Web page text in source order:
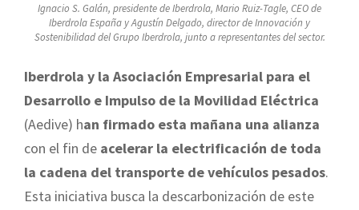
Ignacio S. Galán, presidente de Iberdrola, Mario Ruiz-Tagle, CEO de
Iberdrola España y Agustín Delgado, director de Innovación y
Sostenibilidad del Grupo Iberdrola, junto a representantes del sector.
Iberdrola y la Asociación Empresarial para el
Desarrollo e Impulso de la Movilidad Eléctrica
(Aedive) han firmado esta mañana una alianza
con el fin de acelerar la electrificación de toda
la cadena del transporte de vehículos pesados.
Esta iniciativa busca la descarbonización de este